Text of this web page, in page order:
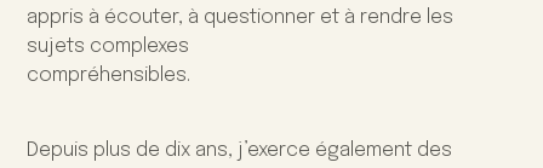
appris à écouter, à questionner et à rendre les
sujets complexes
compréhensibles.
Depuis plus de dix ans, j’exerce également des